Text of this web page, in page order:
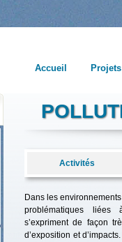
Accueil Projets
Activités
Dans les
problématiques liées
s’expriment de façon
d’exposition et d’impacts.